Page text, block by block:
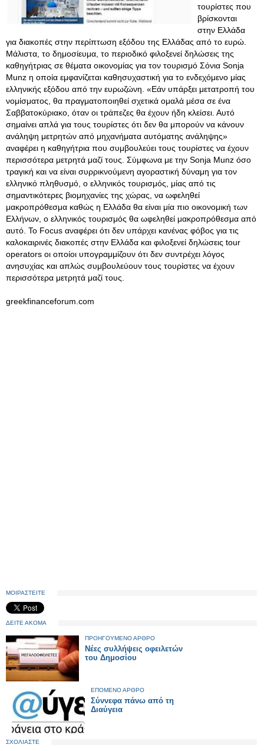
τουρίστες που
βρίσκονται
στην Ελλάδα
για διακοπές στην περίπτωση εξόδου της Ελλάδας από το ευρώ.
Μάλιστα, το δημοσίευμα, το περιοδικό φιλοξενεί δηλώσεις της
καθηγήτριας σε θέματα οικονομίας για τον τουρισμό Σόνια Sonja
Munz η οποία εμφανίζεται καθησυχαστική για το ενδεχόμενο μίας
ελληνικής εξόδου από την ευρωζώνη. «Εάν υπάρξει μετατροπή του
νομίσματος, θα πραγματοποιηθεί σχετικά ομαλά μέσα σε ένα
Σαββατοκύριακο, όταν οι τράπεζες θα έχουν ήδη κλείσει. Αυτό
σημαίνει απλά για τους τουρίστες ότι δεν θα μπορούν να κάνουν
ανάληψη μετρητών από μηχανήματα αυτόματης ανάληψης»
αναφέρει η καθηγήτρια που συμβουλεύει τους τουρίστες να έχουν
περισσότερα μετρητά μαζί τους. Σύμφωνα με την Sonja Munz όσο
τραγική και να είναι συρρικνούμενη αγοραστική δύναμη για τον
ελληνικό πληθυσμό, ο ελληνικός τουρισμός, μίας από τις
σημαντικότερες βιομηχανίες της χώρας, να ωφεληθεί
μακροπρόθεσμα καθώς η Ελλάδα θα είναι μία πιο οικονομική των
Ελλήνων, ο ελληνικός τουρισμός θα ωφεληθεί μακροπρόθεσμα από
αυτό. Το Focus αναφέρει ότι δεν υπάρχει κανένας φόβος για τις
καλοκαιρινές διακοπές στην Ελλάδα και φιλοξενεί δηλώσεις tour
operators οι οποίοι υπογραμμίζουν ότι δεν συντρέχει λόγος
ανησυχίας και απλώς συμβουλεύουν τους τουρίστες να έχουν
περισσότερα μετρητά μαζί τους.
greekfinanceforum.com
ΜΟΙΡΑΣΤΕΙΤΕ
ΔΕΙΤΕ ΑΚΟΜΑ
ΠΡΟΗΓΟΥΜΕΝΟ ΑΡΘΡΟ
Νέες συλλήψεις οφειλετών
του Δημοσίου
ΕΠΟΜΕΝΟ ΑΡΘΡΟ
Σύννεφα πάνω από τη
Διαύγεια
ΣΧΟΛΙΑΣΤΕ